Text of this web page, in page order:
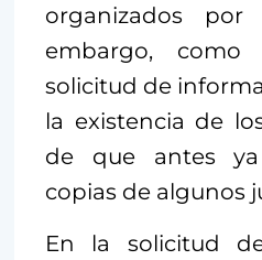
organizados
embargo,
solicitud de
la existencia de
de que antes
copias de algunos
En la solicitud